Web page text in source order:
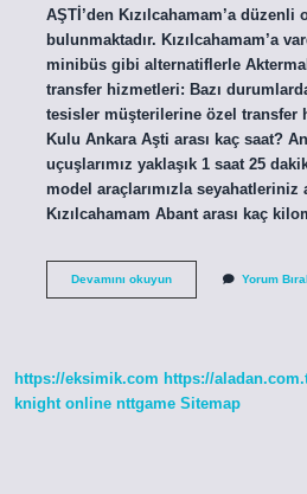
AŞTİ’den Kızılcahamam’a düzenli
bulunmaktadır. Kızılcahamam’a
minibüs gibi alternatiflerle
transfer hizmetleri: Bazı
tesisler müşterilerine özel transfer
Kulu Ankara Aşti arası kaç saat?
uçuşlarımız yaklaşık 1 saat 25
model araçlarımızla seyahatleriniz
Kızılcahamam Abant arası kaç
Devamını okuyunKızılcahamamYorum
https://eksimik.com https://
knight online nttgame Sitemap